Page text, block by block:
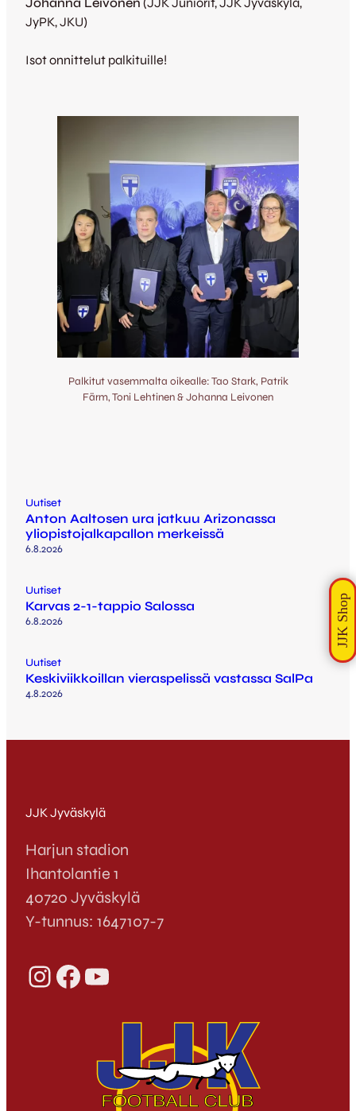
JyPK, JKU)
Isot onnittelut palkituille!
Palkitut vasemmalta oikealle: Tao Stark, Patrik
Färm, Toni Lehtinen & Johanna Leivonen
Uutiset
Anton Aaltosen ura jatkuu Arizonassa
yliopistojalkapallon merkeissä
6.8.2026
Uutiset
Karvas 2-1-tappio Salossa
6.8.2026
Uutiset
Keskiviikkoillan vieraspelissä vastassa SalPa
4.8.2026
JJK Jyväskylä
Harjun stadion
Ihantolantie 1
40720 Jyväskylä
Y-tunnus: 1647107-7
InstagramFacebook YouTube